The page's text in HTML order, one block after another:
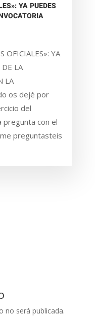
YA PUEDES
OFICIALES»: YA
DE LA
LA
os dejé por
del
pregunta con el
preguntasteis
no será publicada.